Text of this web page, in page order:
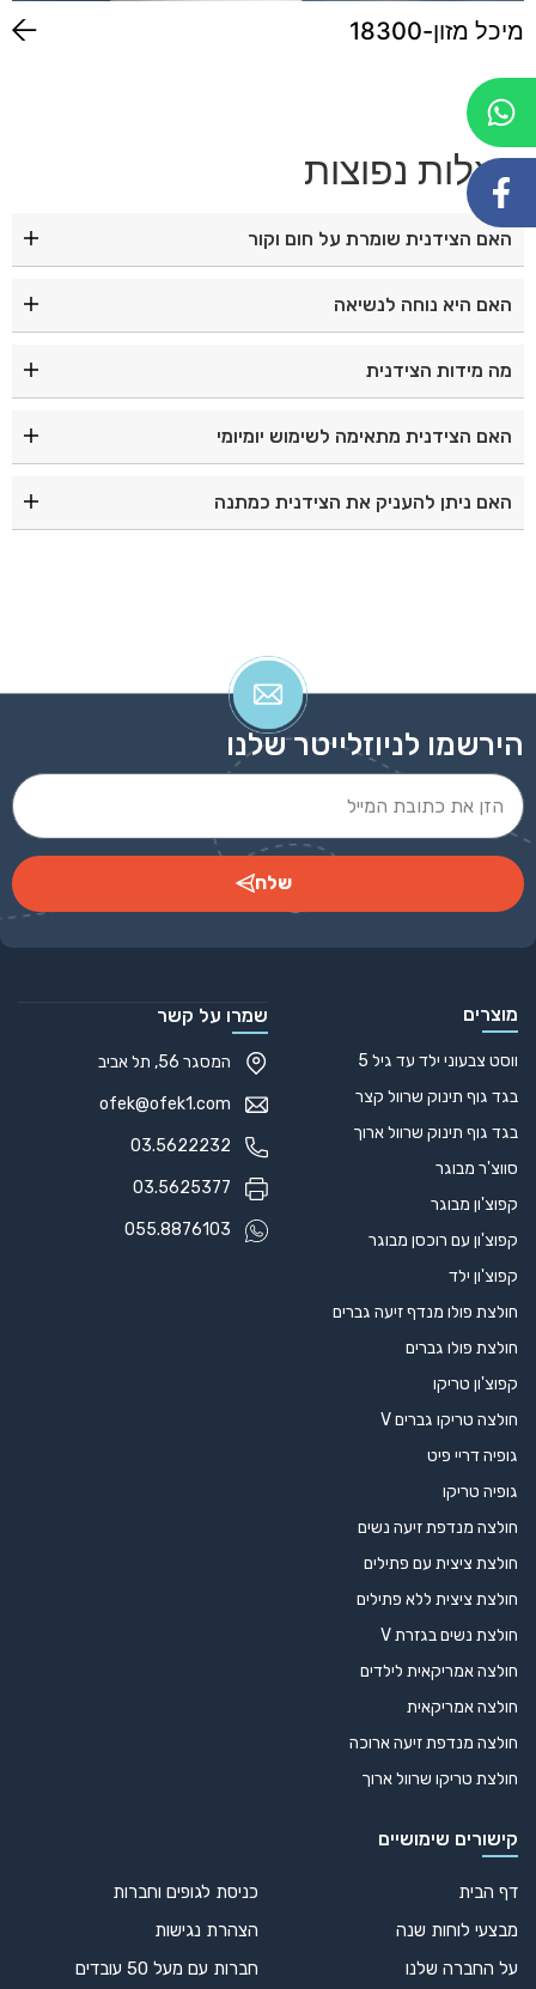
מיכל מזון-18300
שאלות נפוצות
האם הצידנית שומרת על חום וקור
טמפרטורת המזון והמשקאות לאורך זמן.
האם היא נוחה לנשיאה
מרבית.
מה מידות הצידנית
האם הצידנית מתאימה לשימוש יומיומי
לאידיאלית לשימוש יום־יומי.
האם ניתן להעניק את הצידנית כמתנה
הירשמו לניוזלייטר שלנו
שלח
מוצרים
ווסט צבעוני ילד עד גיל 5
בגד גוף תינוק שרוול קצר
בגד גוף תינוק שרוול ארוך
סווצ'ר מבוגר
קפוצ'ון מבוגר
קפוצ'ון עם רוכסן מבוגר
קפוצ'ון ילד
חולצת פולו מנדף זיעה גברים
חולצת פולו גברים
קפוצ'ון טריקו
חולצה טריקו גברים V
גופיה דריי פיט
גופיה טריקו
חולצה מנדפת זיעה נשים
חולצת ציצית עם פתילים
חולצת ציצית ללא פתילים
חולצת נשים בגזרת V
חולצה אמריקאית לילדים
חולצה אמריקאית
חולצה מנדפת זיעה ארוכה
חולצת טריקו שרוול ארוך
קישורים שימושיים
דף הבית
מבצעי לוחות שנה
על החברה שלנו
כניסת לגופים וחברות
הצהרת נגישות
חברות עם מעל 50 עובדים
שמרו על קשר
המסגר 56, תל אביב
ofek@ofek1.com
03.5622232
03.5625377
055.8876103